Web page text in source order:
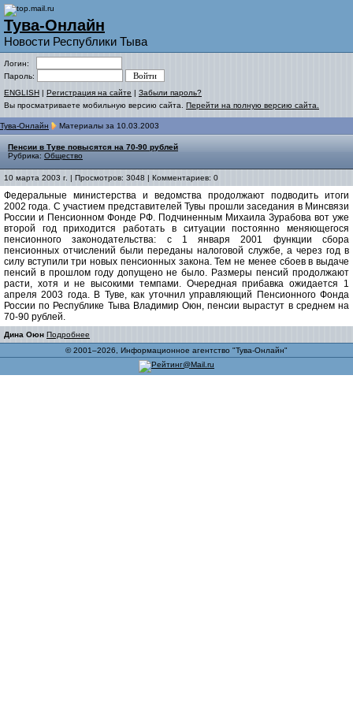
Тува-Онлайн
Новости Республики Тыва
Логин:
Пароль:
ENGLISH | Регистрация на сайте | Забыли пароль?
Вы просматриваете мобильную версию сайта. Перейти на полную версию сайта.
Тува-Онлайн Материалы за 10.03.2003
Пенсии в Туве повысятся на 70-90 рублей
Рубрика: Общество
10 марта 2003 г. | Просмотров: 3048 | Комментариев: 0
Федеральные министерства и ведомства продолжают подводить итоги
2002 года. С участием представителей Тувы прошли заседания в Минсвязи
России и Пенсионном Фонде РФ. Подчиненным Михаила Зурабова вот уже
второй год приходится работать в ситуации постоянно меняющегося
пенсионного законодательства: с 1 января 2001 функции сбора
пенсионных отчислений были переданы налоговой службе, а через год в
силу вступили три новых пенсионных закона. Тем не менее сбоев в выдаче
пенсий в прошлом году допущено не было. Размеры пенсий продолжают
расти, хотя и не высокими темпами. Очередная прибавка ожидается 1
апреля 2003 года. В Туве, как уточнил управляющий Пенсионного Фонда
России по Республике Тыва Владимир Оюн, пенсии вырастут в среднем на
70-90 рублей.
Дина Оюн Подробнее
© 2001–2026, Информационное агентство "Тува-Онлайн"